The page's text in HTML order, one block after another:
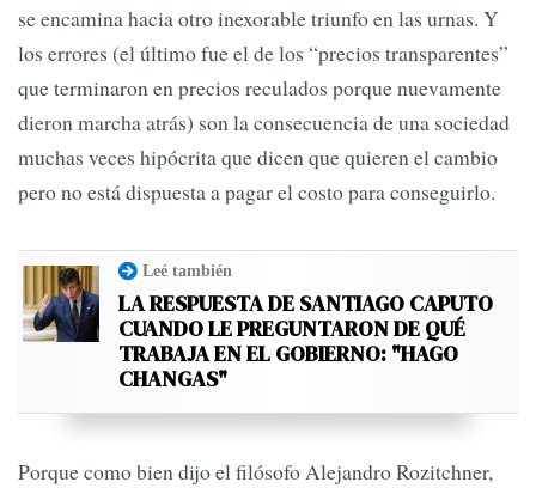
se encamina hacia otro inexorable triunfo en las urnas. Y
los errores (el último fue el de los “precios transparentes”
que terminaron en precios reculados porque nuevamente
dieron marcha atrás) son la consecuencia de una sociedad
muchas veces hipócrita que dicen que quieren el cambio
pero no está dispuesta a pagar el costo para conseguirlo.
Leé también
LA RESPUESTA DE SANTIAGO CAPUTO
CUANDO LE PREGUNTARON DE QUÉ
TRABAJA EN EL GOBIERNO: "HAGO
CHANGAS"
Porque como bien dijo el filósofo Alejandro Rozitchner,